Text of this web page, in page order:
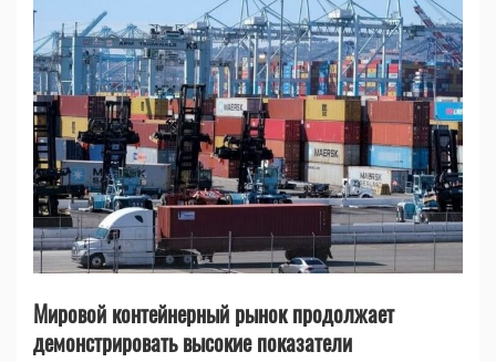
Мировой контейнерный рынок продолжает
демонстрировать высокие показатели